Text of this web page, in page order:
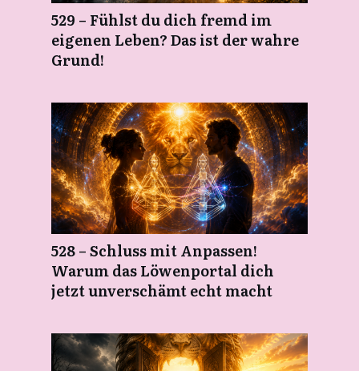
529 – Fühlst du dich fremd im
eigenen Leben? Das ist der wahre
Grund!
528 – Schluss mit Anpassen!
Warum das Löwenportal dich
jetzt unverschämt echt macht